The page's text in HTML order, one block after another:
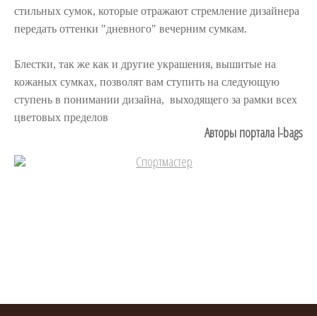
стильных сумок, которые отражают стремление дизайнера
передать оттенки "дневного" вечерним сумкам.
Блестки, так же как и другие украшения, вышитые на
кожаных сумках, позволят вам ступить на следующую
ступень в понимании дизайна, выходящего за рамки всех
цветовых пределов
Авторы портала l-bags